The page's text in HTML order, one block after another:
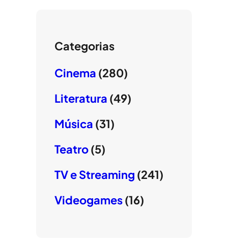
Categorias
Cinema (280)
Literatura (49)
Música (31)
Teatro(5)
TV e Streaming (241)
Videogames(16)